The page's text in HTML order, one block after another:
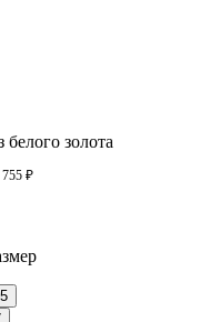
белого золота
755 ₽